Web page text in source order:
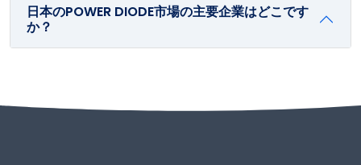
日本のPOWER DIODE市場の主要企業はどこです
か？